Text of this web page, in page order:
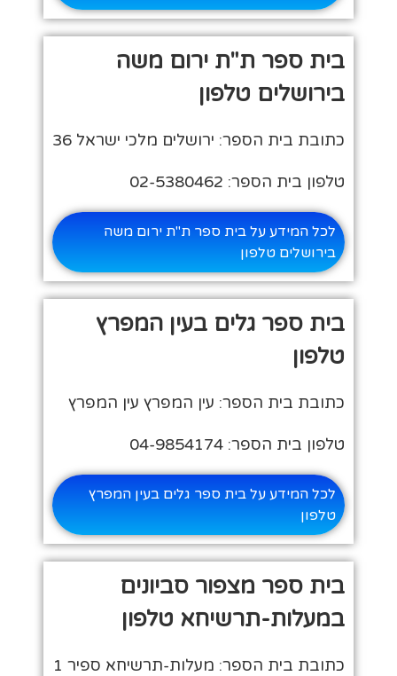
בית ספר ת"ת ירום משה
בירושלים טלפון
כתובת בית הספר: ירושלים מלכי ישראל 36
טלפון בית הספר: 02-5380462
לכל המידע על בית ספר ת"ת ירום משה
בירושלים טלפון
בית ספר גלים בעין המפרץ
טלפון
כתובת בית הספר: עין המפרץ עין המפרץ
טלפון בית הספר: 04-9854174
לכל המידע על בית ספר גלים בעין המפרץ
טלפון
בית ספר מצפור סביונים
במעלות-תרשיחא טלפון
כתובת בית הספר: מעלות-תרשיחא ספיר 1